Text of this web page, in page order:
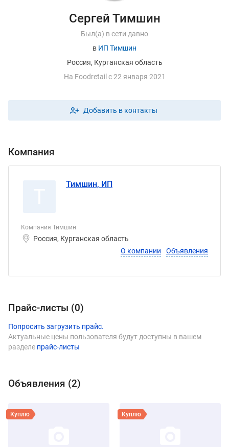
Сергей Тимшин
Был(а) в сети давно
в ИП Тимшин
Россия, Курганская область
На Foodretail с 22 января 2021
Добавить в контакты
Компания
Тимшин, ИП
Компания Тимшин
Россия, Курганская область
О компании
Объявления
Прайс-листы (0)
Попросить загрузить прайс.
Актуальные цены пользователя будут доступны в вашем
разделе прайс-листы
Объявления (2)
Виды продукции Тимшин
Смотреть объявление
Куплю
Смотреть объявление
Куплю